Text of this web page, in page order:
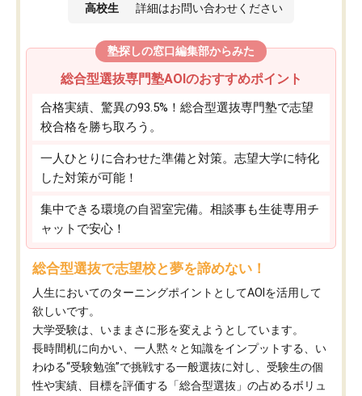
高校生 詳細はお問い合わせください
塾探しの窓口編集部からみた
総合型選抜専門塾AOIのおすすめポイント
合格実績、驚異の93.5%！総合型選抜専門塾で志望
校合格を勝ち取ろう。
一人ひとりに合わせた準備と対策。志望大学に特化
した対策が可能！
集中できる環境の自習室完備。相談事も生徒専用チ
ャットで安心！
総合型選抜で志望校と夢を諦めない！
人生においてのターニングポイントとしてAOIを活用して
欲しいです。
大学受験は、いままさに形を変えようとしています。
長時間机に向かい、一人黙々と知識をインプットする、い
わゆる“受験勉強”で挑戦する一般選抜に対し、受験生の個
性や実績、目標を評価する「総合型選抜」の占めるボリュ